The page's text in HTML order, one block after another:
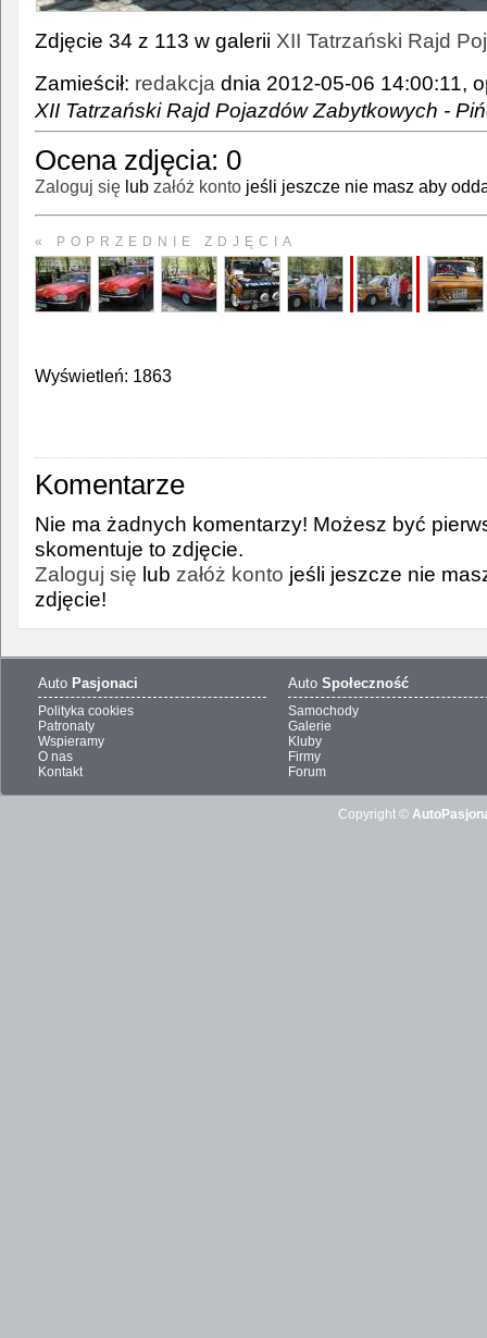
Zdjęcie 34 z 113 w galerii XII Tatrzański Rajd
Zamieścił: redakcja dnia 2012-05-06 14:00:11,
XII Tatrzański Rajd Pojazdów Zabytkowych -
Ocena zdjęcia: 0
Zaloguj się lub załóż konto jeśli jeszcze nie masz aby
« POPRZEDNIE ZDJĘCIA
Wyświetleń: 1863
Komentarze
Nie ma żadnych komentarzy! Możesz być
skomentuje to zdjęcie.
Zaloguj się lub załóż konto jeśli jeszcze nie
zdjęcie!
Auto Pasjonaci
Polityka cookies
Patronaty
Wspieramy
O nas
Kontakt
Auto Społeczność
Samochody
Galerie
Kluby
Firmy
Forum
Copyright ©